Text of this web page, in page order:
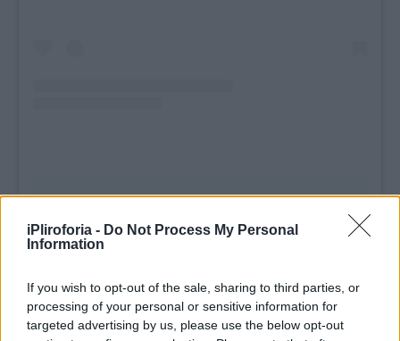
iPliroforia - Do Not Process My Personal
Information
If you wish to opt-out of the sale, sharing to third parties, or
processing of your personal or sensitive information for
targeted advertising by us, please use the below opt-out